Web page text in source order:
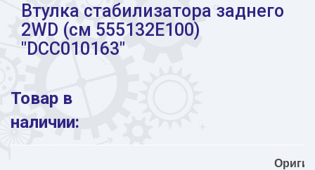
Втулка стабилизатора заднего
2WD (см 555132E100)
"DCC010163"
Товар в
наличии: